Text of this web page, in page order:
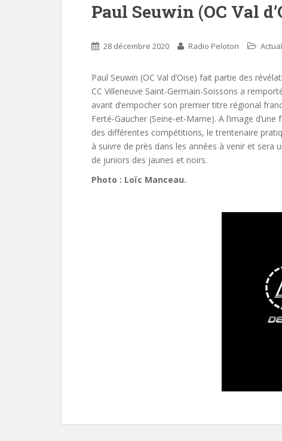
Paul Seuwin (OC Val
28 décembre 2020 Radio Peloton
Paul Seuwin (OC Val d’Oise) fait partie des
CC Villeneuve Saint-Germain-Soissons a
avant d’empocher son premier titre régional
Ferté-Gaucher (Seine-et-Marne). A l’image
des différentes compétitions, le trentenaire
à suivre de près dans les années à venir et sera
de juniors des jaunes et noirs.
Photo : Loïc Manceau.